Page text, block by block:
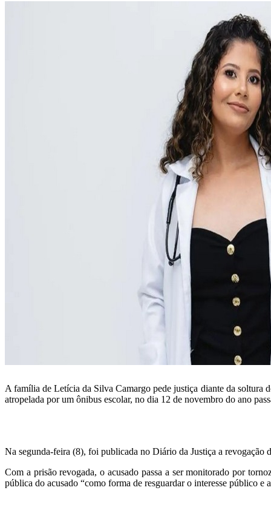
A família de Letícia da Silva Camargo pede justiça diante da soltura
atropelada por um ônibus escolar, no dia 12 de novembro do ano
Na segunda-feira (8), foi publicada no Diário da Justiça a revogação
Com a prisão revogada, o acusado passa a ser monitorado por
pública do acusado “como forma de resguardar o interesse público e